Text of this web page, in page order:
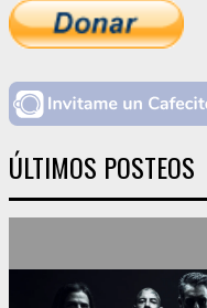
ÚLTIMOS POSTEOS